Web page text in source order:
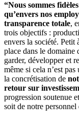
“Nous sommes
qu’envers nos
transparence totale,
trois objectifs :
envers la société. Petit
place dans le
garder, développer et
même si cela n’est
la concrétisation de
retour sur
progression soutenue
soit de notre personnel